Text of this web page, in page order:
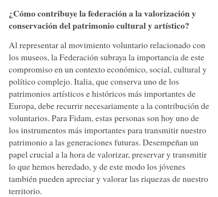
¿Cómo contribuye la federación a la valorización y
conservación del patrimonio cultural y artístico?
Al representar al movimiento voluntario relacionado con
los museos, la Federación subraya la importancia de este
compromiso en un contexto económico, social, cultural y
político complejo. Italia, que conserva uno de los
patrimonios artísticos e históricos más importantes de
Europa, debe recurrir necesariamente a la contribución de
voluntarios. Para Fidam, estas personas son hoy uno de
los instrumentos más importantes para transmitir nuestro
patrimonio a las generaciones futuras. Desempeñan un
papel crucial a la hora de valorizar, preservar y transmitir
lo que hemos heredado, y de este modo los jóvenes
también pueden apreciar y valorar las riquezas de nuestro
territorio.